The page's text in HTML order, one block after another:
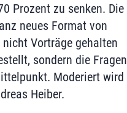
Prozent zu senken. Die
neues Format von
Vorträge gehalten
sondern die Fragen
Moderiert wird
Heiber.